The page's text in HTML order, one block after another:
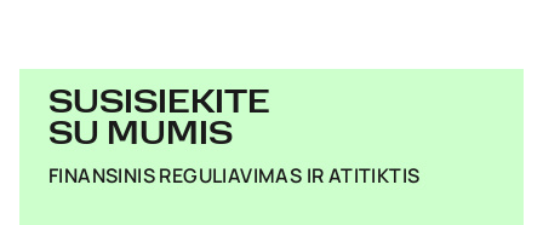
SUSISIEKITE
SU MUMIS
FINANSINIS REGULIAVIMAS IR ATITIKTIS